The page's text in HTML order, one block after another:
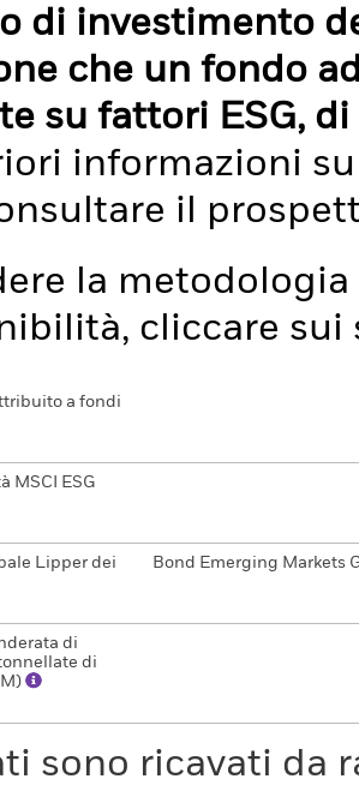
di investimento
che un fondo
su fattori ESG,
informazioni
il
la
cliccare
a fondi
MSCI ESG
Lipper dei
Bond Emerging Markets
di
di
sono ricavati da